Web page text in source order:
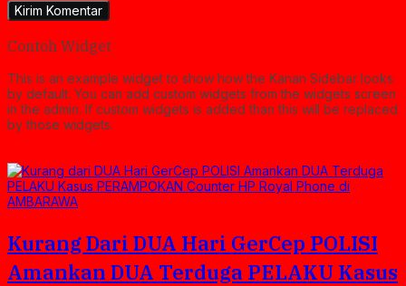
Contoh Widget
This is an example widget to show how the Kanan Sidebar looks
by default. You can add custom widgets from the widgets screen
in the admin. If custom widgets is added than this will be replaced
by those widgets.
Kurang Dari DUA Hari GerCep POLISI
Amankan DUA Terduga PELAKU Kasus